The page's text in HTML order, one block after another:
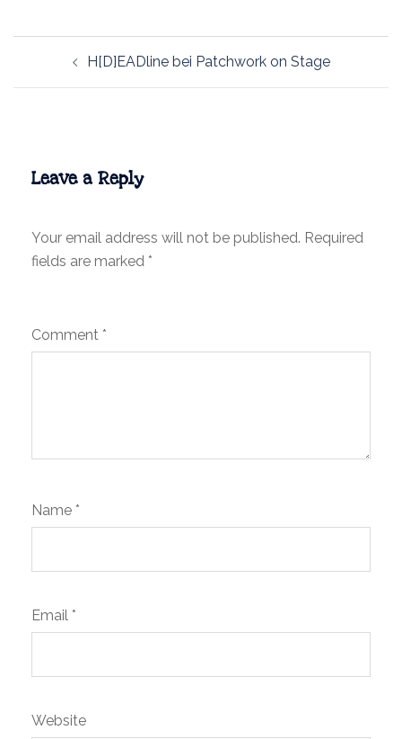
navigationH[D]EADline bei Patchwork on Stage
Leave a Reply
Your email address will not be published. Required
fields are marked *
Comment *
Name *
Email *
Website